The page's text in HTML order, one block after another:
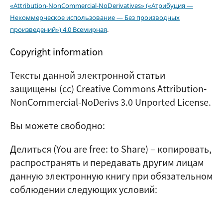
«Attribution-NonCommercial-NoDerivatives» («Атрибуция —
Некоммерческое использование — Без производных
произведений») 4.0 Всемирная.
Copyright information
Тексты данной электронной статьи
защищены (cc) Creative Commons Attribution-
NonCommercial-NoDerivs 3.0 Unported License.
Вы можете свободно:
Делиться (You are free: to Share) – копировать,
распространять и передавать другим лицам
данную электронную книгу при обязательном
соблюдении следующих условий: